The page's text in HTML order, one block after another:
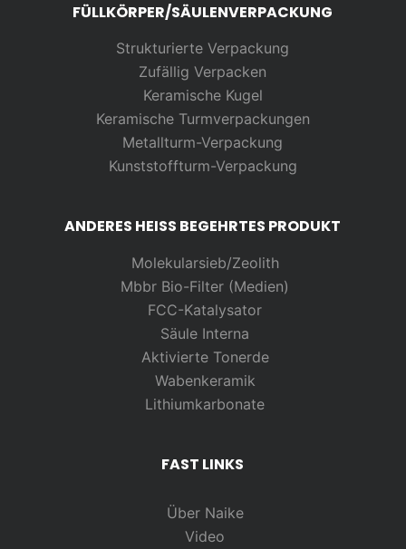
FÜLLKÖRPER/SÄULENVERPACKUNG
Strukturierte Verpackung
ZufälligVerpacken
Keramische Kugel
Keramische Turmverpackungen
Metallturm-Verpackung
Kunststoffturm-Verpackung
ANDERES HEISS BEGEHRTES PRODUKT
Molekularsieb/Zeolith
Mbbr Bio-Filter (Medien)
FCC-Katalysator
Säule Interna
Aktivierte Tonerde
Wabenkeramik
Lithiumkarbonate
FAST LINKS
Über Naike
Video